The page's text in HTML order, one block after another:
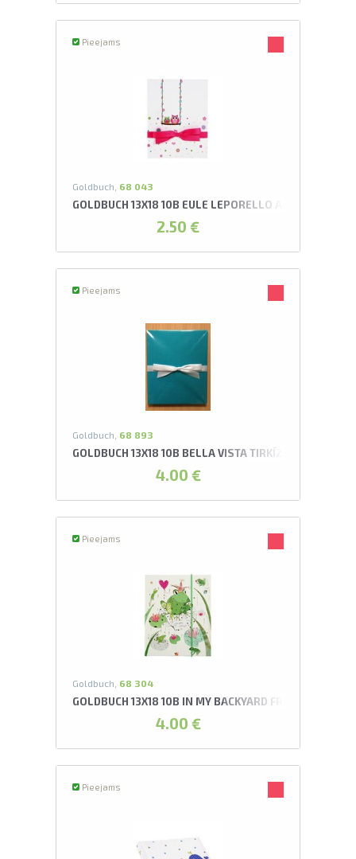
Pieejams
Goldbuch, 68 043
GOLDBUCH 13X18 10B EULE LEPORELLO ALBUMS*
2.50 €
Pieejams
Goldbuch, 68 893
GOLDBUCH 13X18 10B BELLA VISTA TIRKĪZZILS
4.00 €
Pieejams
Goldbuch, 68 304
GOLDBUCH 13X18 10B IN MY BACKYARD FROG
4.00 €
Pieejams